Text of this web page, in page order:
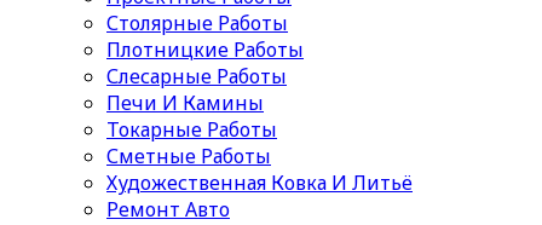
Столярные Работы
Плотницкие Работы
Слесарные Работы
Печи И Камины
Токарные Работы
Сметные Работы
Художественная Ковка И Литьё
Ремонт Авто